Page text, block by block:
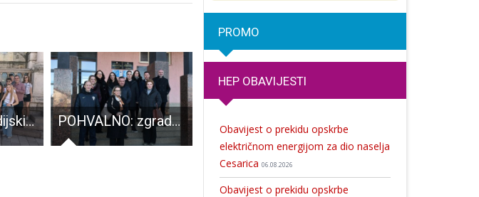
Promocija studijskih programa Veleučilišta “Nikola Tesla” u Zadru POHVALNO: zgrada gospićkih srednjih škola ide u najveću obnovu nakon obnove poslije Domovinskog rata
PROMO
HEP OBAVIJESTI
Obavijest o prekidu opskrbe
električnom energijom za dio naselja
Cesarica 06.08.2026
Obavijest o prekidu opskrbe